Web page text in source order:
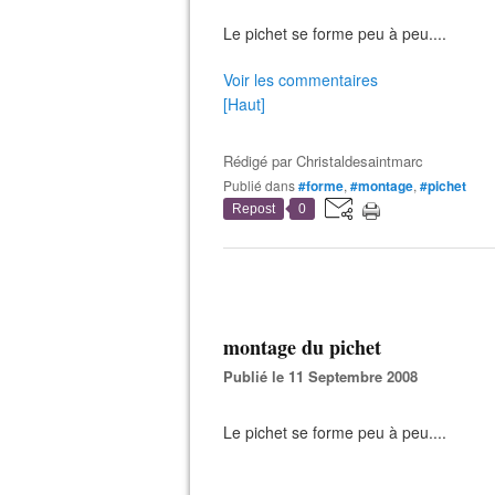
Le pichet se forme peu à peu....
Voir les commentaires
[Haut]
Rédigé parChristaldesaintmarc
Publié dans#forme, #montage, #pichet
Repost 0
montage du pichet
Publié le 11 Septembre 2008
Le pichet se forme peu à peu....